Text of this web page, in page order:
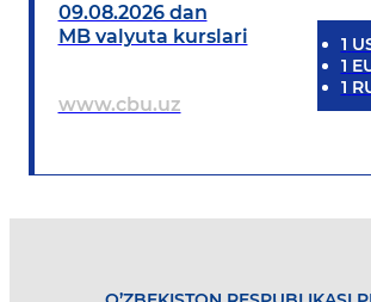
09.08.2026 dan
MB valyuta kurslari
www.cbu.uz
1
1
1